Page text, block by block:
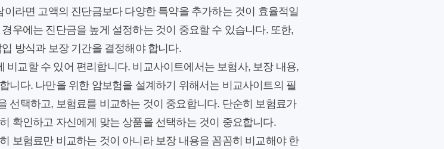
라면 고액의 진단금보다 다양한 특약을 추가하는 것이 효율적일
우에는 진단금을 높게 설정하는 것이 중요할 수 있습니다. 또한,
방식과 보장 기간을 결정해야 합니다.
교할 수 있어 편리합니다. 비교사이트에서는 보험사, 보장 내용,
니다. 나만을 위한 암보험을 설계하기 위해서는 비교사이트의 필
선택하고, 보험료를 비교하는 것이 중요합니다. 단순히 보험료가
확인하고 자신에게 맞는 상품을 선택하는 것이 중요합니다.
보험료만 비교하는 것이 아니라 보장 내용을 꼼꼼히 비교해야 한